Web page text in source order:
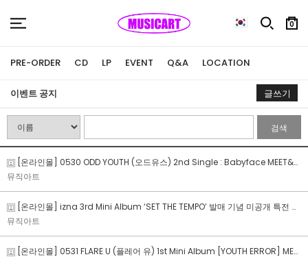
0
PRE-ORDER CD LP EVENT Q&A LOCATION
이벤트 공지 글쓰기
검색
[온라인몰] 0530 ODD YOUTH (오드유스) 2nd Single : Babyface MEET&DIY&CALL EVENT
뮤직아트
[온라인몰] izna 3rd Mini Album ‘SET THE TEMPO’ 발매 기념 미공개 특전 이벤트
뮤직아트
[온라인몰] 0531 FLARE U (플레어 유) 1st Mini Album [YOUTH ERROR] MEET&CALL FAN SIGN EVENT